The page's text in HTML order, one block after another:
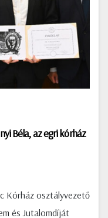
Béla, az egri kórház
Kórház osztályvezető
és Jutalomdíját